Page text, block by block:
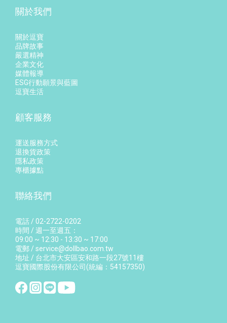
關於我們
關於逗寶
品牌故事
嚴選精神
企業文化
媒體報導
ESG行動願景與藍圖
逗寶生活
顧客服務
運送服務方式
退換貨政策
隱私政策
專櫃據點
聯絡我們
電話 / 02-2722-0202
時間 / 週一至週五：
09:00 ~ 12:30 - 13:30 ~ 17:00
電郵 / service@dollbao.com.tw
地址 / 台北市大安區安和路一段27號11樓
逗寶國際股份有限公司(統編：54157350)